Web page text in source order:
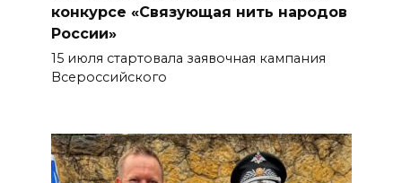
конкурсе «Связующая нить народов
России»
15 июля стартовала заявочная кампания
Всероссийского